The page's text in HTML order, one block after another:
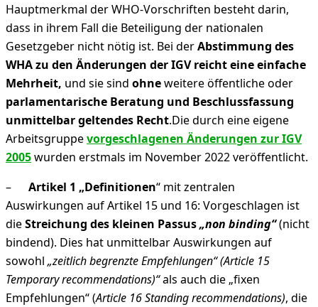
Hauptmerkmal der WHO-Vorschriften besteht darin,
dass in ihrem Fall die Beteiligung der nationalen
Gesetzgeber nicht nötig ist. Bei derAbstimmung des
WHA zu den Änderungen der IGV reichteine einfache
Mehrheit, und sie sind ohneweitere öffentliche oder
parlamentarische Beratung und Beschlussfassung
unmittelbar geltendes Recht.Die durch eine eigene
Arbeitsgruppevorgeschlagenen Änderungen zur IGV
2005wurden erstmals im November 2022 veröffentlicht.
– Artikel 1 „Definitionen“ mit zentralen
Auswirkungen auf Artikel 15 und 16: Vorgeschlagen ist
dieStreichung des kleinen Passus„non binding“(nicht
bindend). Dies hat unmittelbar Auswirkungen auf
sowohl „zeitlich begrenzte Empfehlungen“ (Article 15
Temporary recommendations)“als auch die „fixen
Empfehlungen“ (Article 16 Standing recommendations), die